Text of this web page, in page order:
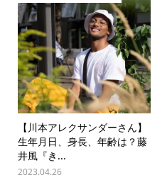
【川本アレクサンダーさん】
生年月日、身長、年齢は？藤
井風『き...
2023.04.26